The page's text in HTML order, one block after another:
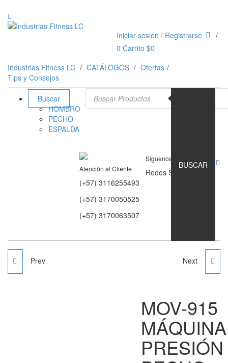
Iniciar sesión / Registrarse
0 Carrito $0
Industrias Fitness LC
CATÁLOGOS
Ofertas
Tips y Consejos
Buscar
HOMBRO
PECHO
ESPALDA
Atención al Cliente
(+57) 3116255493
(+57) 3170050525
(+57) 3170063507
Siguenos en
Redes Sociales
Búsqueda de productos
BUSCAR
BANCO MÚLTIPLE
Prev BANDA CAMINADORA
FITNESS
Next
MOV-915
MÁQUINA
PRESIÓN